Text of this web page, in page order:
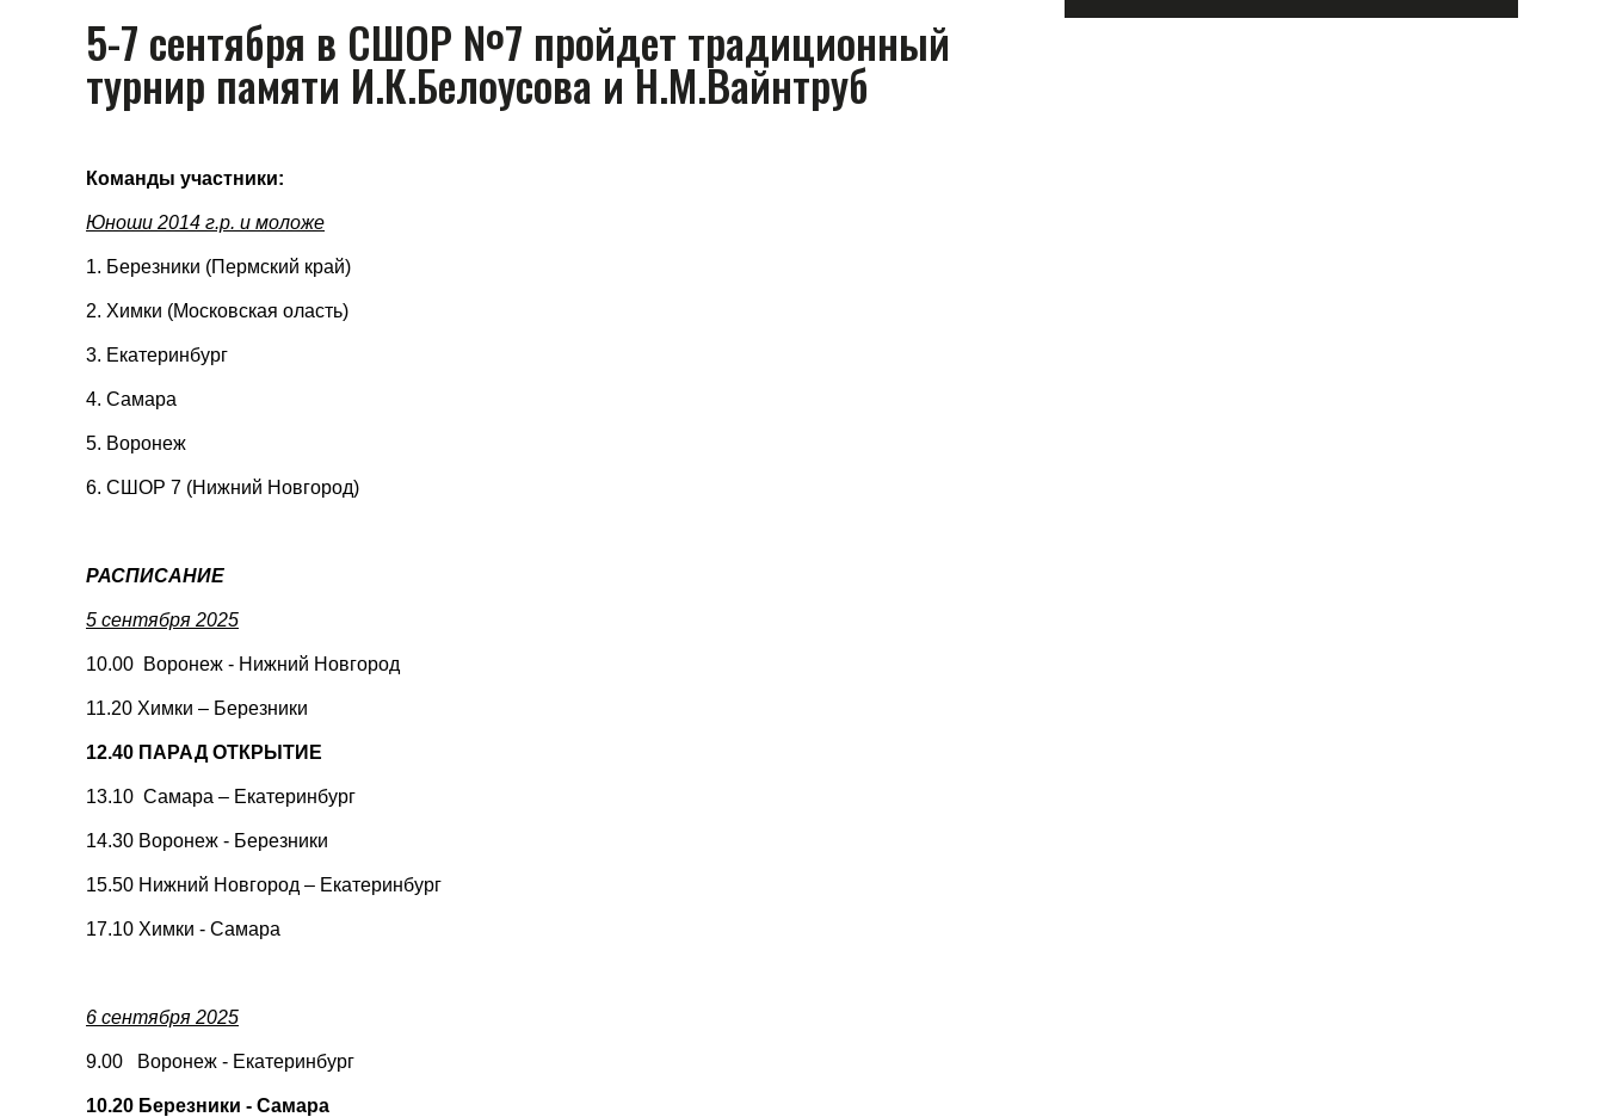
5-7 сентября в СШОР №7 пройдет традиционный
турнир памяти И.К.Белоусова и Н.М.Вайнтруб
Команды участники:
Юноши 2014 г.р. и моложе
1. Березники (Пермский край)
2. Химки (Московская оласть)
3. Екатеринбург
4. Самара
5. Воронеж
6. СШОР 7 (Нижний Новгород)
РАСПИСАНИЕ
5 сентября 2025
10.00 Воронеж - Нижний Новгород
11.20 Химки – Березники
12.40 ПАРАД ОТКРЫТИЕ
13.10 Самара – Екатеринбург
14.30 Воронеж - Березники
15.50 Нижний Новгород – Екатеринбург
17.10 Химки - Самара
6 сентября 2025
9.00 Воронеж - Екатеринбург
10.20 Березники - Самара